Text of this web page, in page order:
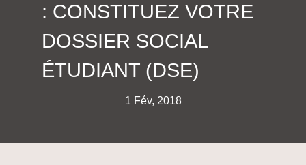
: CONSTITUEZ VOTRE
DOSSIER SOCIAL
ÉTUDIANT (DSE)
1 Fév, 2018